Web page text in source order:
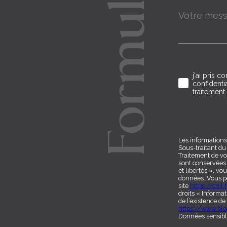
i
e
o
s
c
Message
*
j'ai pris
Les
Sous-traitant
Traitement de
sont
et libertés »,
données. Vous
site https://
droits «
de l’existence
https://
Données